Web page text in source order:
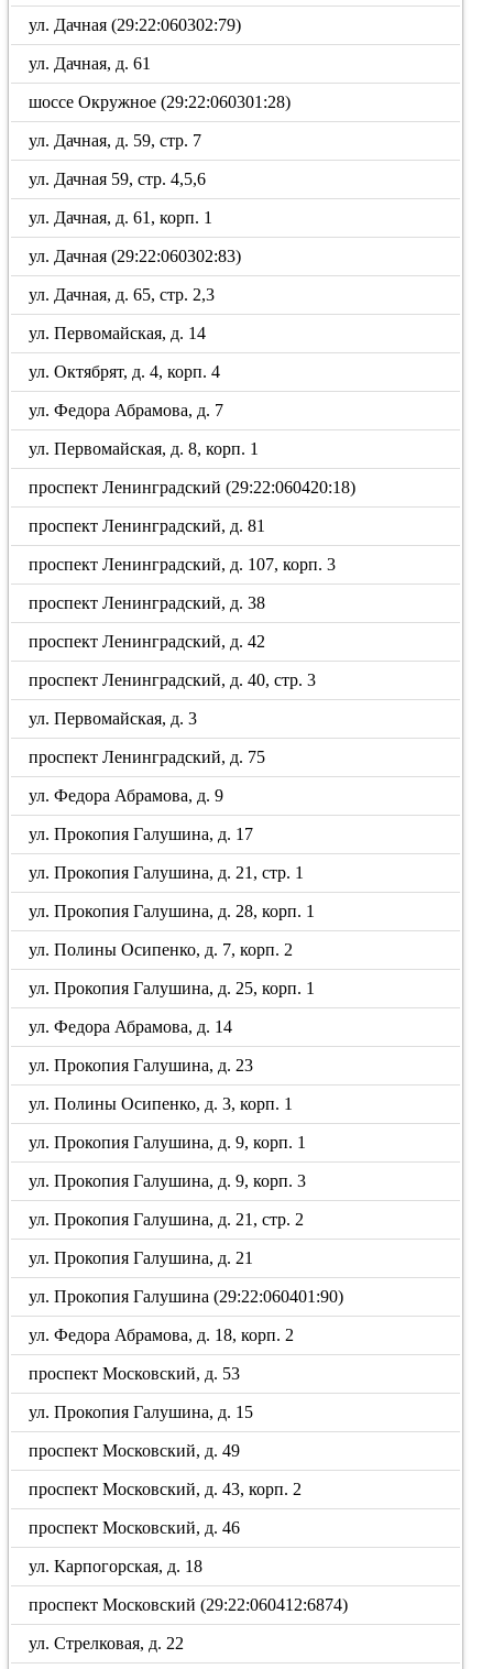
ул. Дачная (29:22:060302:79)
ул. Дачная, д. 61
шоссе Окружное (29:22:060301:28)
ул. Дачная, д. 59, стр. 7
ул. Дачная 59, стр. 4,5,6
ул. Дачная, д. 61, корп. 1
ул. Дачная (29:22:060302:83)
ул. Дачная, д. 65, стр. 2,3
ул. Первомайская, д. 14
ул. Октябрят, д. 4, корп. 4
ул. Федора Абрамова, д. 7
ул. Первомайская, д. 8, корп. 1
проспект Ленинградский (29:22:060420:18)
проспект Ленинградский, д. 81
проспект Ленинградский, д. 107, корп. 3
проспект Ленинградский, д. 38
проспект Ленинградский, д. 42
проспект Ленинградский, д. 40, стр. 3
ул. Первомайская, д. 3
проспект Ленинградский, д. 75
ул. Федора Абрамова, д. 9
ул. Прокопия Галушина, д. 17
ул. Прокопия Галушина, д. 21, стр. 1
ул. Прокопия Галушина, д. 28, корп. 1
ул. Полины Осипенко, д. 7, корп. 2
ул. Прокопия Галушина, д. 25, корп. 1
ул. Федора Абрамова, д. 14
ул. Прокопия Галушина, д. 23
ул. Полины Осипенко, д. 3, корп. 1
ул. Прокопия Галушина, д. 9, корп. 1
ул. Прокопия Галушина, д. 9, корп. 3
ул. Прокопия Галушина, д. 21, стр. 2
ул. Прокопия Галушина, д. 21
ул. Прокопия Галушина (29:22:060401:90)
ул. Федора Абрамова, д. 18, корп. 2
проспект Московский, д. 53
ул. Прокопия Галушина, д. 15
проспект Московский, д. 49
проспект Московский, д. 43, корп. 2
проспект Московский, д. 46
ул. Карпогорская, д. 18
проспект Московский (29:22:060412:6874)
ул. Стрелковая, д. 22